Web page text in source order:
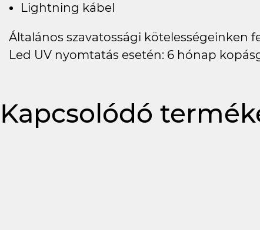
Lightning kábel
Általános szavatossági kötelességeinken
Led UV nyomtatás esetén: 6 hónap
Kapcsolódó